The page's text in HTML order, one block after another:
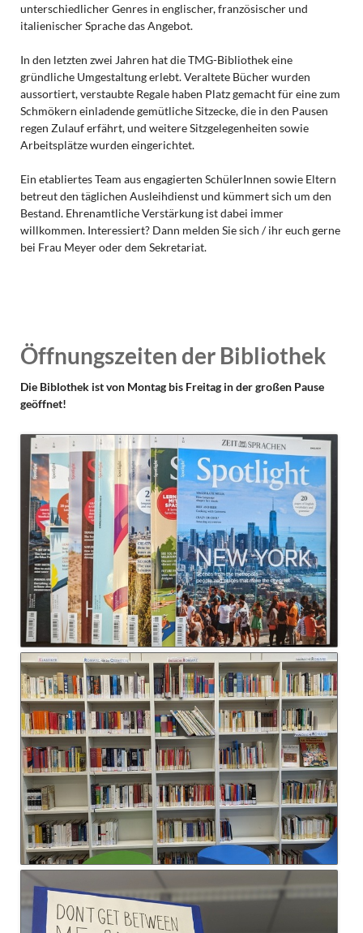
unterschiedlicher Genres in englischer, französischer und
italienischer Sprache das Angebot.
In den letzten zwei Jahren hat die TMG-Bibliothek eine
gründliche Umgestaltung erlebt. Veraltete Bücher wurden
aussortiert, verstaubte Regale haben Platz gemacht für eine zum
Schmökern einladende gemütliche Sitzecke, die in den Pausen
regen Zulauf erfährt, und weitere Sitzgelegenheiten sowie
Arbeitsplätze wurden eingerichtet.
Ein etabliertes Team aus engagierten SchülerInnen sowie Eltern
betreut den täglichen Ausleihdienst und kümmert sich um den
Bestand. Ehrenamtliche Verstärkung ist dabei immer
willkommen. Interessiert? Dann melden Sie sich / ihr euch gerne
bei Frau Meyer oder dem Sekretariat.
Öffnungszeiten der Bibliothek
Die Biblothek ist von Montag bis Freitag in der großen Pause
geöffnet!